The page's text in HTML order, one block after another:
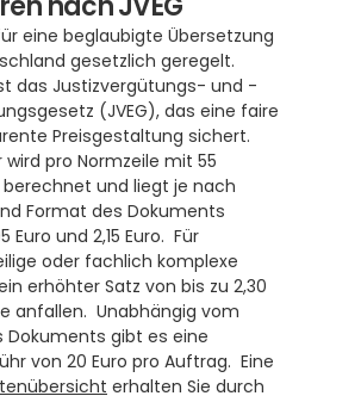
eine beglaubigte Übersetzung
gesetzlich geregelt.
das Justizvergütungs- und -
(JVEG), das eine faire
Preisgestaltung sichert.
wird pro Normzeile mit 55
und liegt je nach
Format des Dokuments
Euro und 2,15 Euro.  Für
oder fachlich komplexe
erhöhter Satz von bis zu 2,30
anfallen.  Unabhängig vom
Dokuments gibt es eine
von 20 Euro pro Auftrag.  Eine
erhalten Sie durch